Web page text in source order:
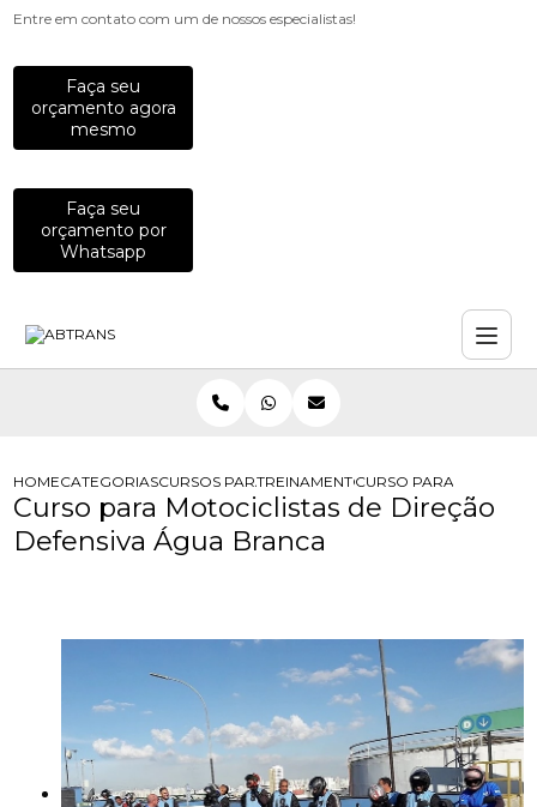
Entre em contato com um de nossos especialistas!
Faça seu
orçamento agora
mesmo
Faça seu
orçamento por
Whatsapp
HOMECATEGORIASCURSOS PARA MOTOCICLISTAS
TREINAMENTO DE DIRECAO
CURSO PARA
Curso para Motociclistas de Direção
Defensiva Água Branca